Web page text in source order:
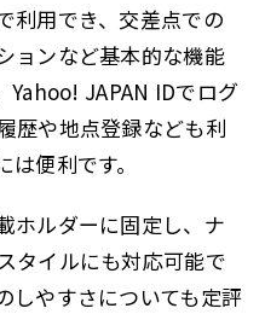
利用でき、交差点での
ョンなど基本的な機能
Yahoo! JAPAN IDでログ
歴や地点登録なども利
便利です。
ホルダーに固定し、ナ
タイルにも対応可能で
しやすさについても定評